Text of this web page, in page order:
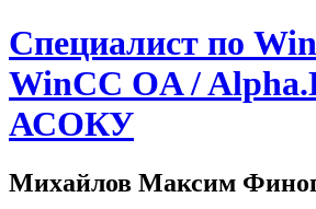
Специалист по
WinCC OA /
АСОКУ
Михайлов Максим